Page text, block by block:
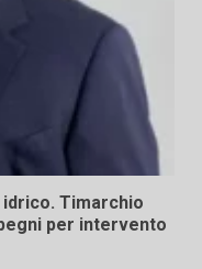
idrico. Timarchio
per intervento